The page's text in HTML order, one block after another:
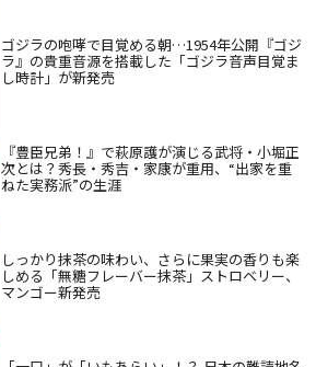
ゴジラの咆哮で目覚める朝…1954年公開『ゴジ
ラ』の貴重音源を搭載した「ゴジラ音声目覚ま
し時計」が新発売
『豊臣兄弟！』で萩原護が演じる武将・小堀正
次とは？秀長・秀吉・家康が重用、“出家を重
ねた実務派”の生涯
しっかり抹茶の味わい、さらに果実の香りも楽
しめる「無糖フレーバー抹茶」ストロベリー、
マンゴー新発売